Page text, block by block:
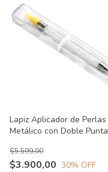
Lapiz Aplicador de Perlas
Metálico con Doble Punta
$3.900,00
$5.599,00
30% OFF